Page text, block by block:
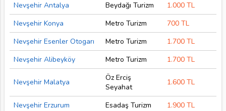
Nevşehir Antalya
Beydağı Turizm
1.000 TL
Nevşehir Konya
Metro Turizm
700 TL
Nevşehir Esenler Otogarı
Metro Turizm
1.700 TL
Nevşehir Alibeyköy
Metro Turizm 1.700 TL
Nevşehir Malatya
Öz Erciş
Seyahat
1.600 TL
Nevşehir Erzurum Esadaş Turizm
1.900 TL